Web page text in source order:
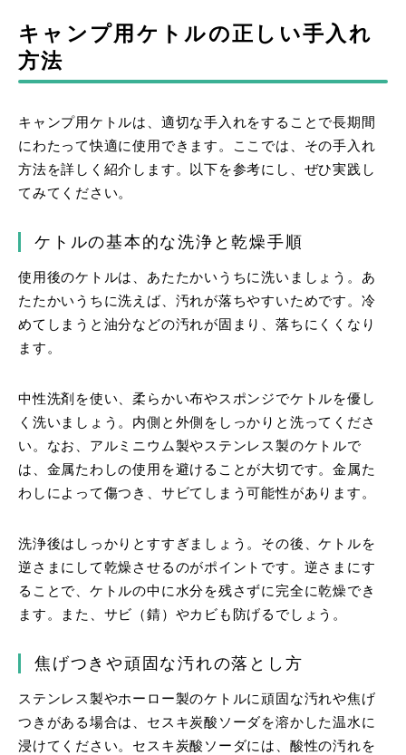
キャンプ用ケトルの正しい手入れ
方法
キャンプ用ケトルは、適切な手入れをすることで長期間
にわたって快適に使用できます。ここでは、その手入れ
方法を詳しく紹介します。以下を参考にし、ぜひ実践し
てみてください。
ケトルの基本的な洗浄と乾燥手順
使用後のケトルは、あたたかいうちに洗いましょう。あ
たたかいうちに洗えば、汚れが落ちやすいためです。冷
めてしまうと油分などの汚れが固まり、落ちにくくなり
ます。
中性洗剤を使い、柔らかい布やスポンジでケトルを優し
く洗いましょう。内側と外側をしっかりと洗ってくださ
い。なお、アルミニウム製やステンレス製のケトルで
は、金属たわしの使用を避けることが大切です。金属た
わしによって傷つき、サビてしまう可能性があります。
洗浄後はしっかりとすすぎましょう。その後、ケトルを
逆さまにして乾燥させるのがポイントです。逆さまにす
ることで、ケトルの中に水分を残さずに完全に乾燥でき
ます。また、サビ（錆）やカビも防げるでしょう。
焦げつきや頑固な汚れの落とし方
ステンレス製やホーロー製のケトルに頑固な汚れや焦げ
つきがある場合は、セスキ炭酸ソーダを溶かした温水に
浸けてください。 セスキ炭酸ソーダには、酸性の汚れを